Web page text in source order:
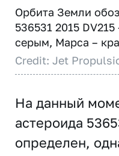
Орбита Земли
536531 2015
серым, Марса –
Credit: Jet
На данный
астероида
определен,